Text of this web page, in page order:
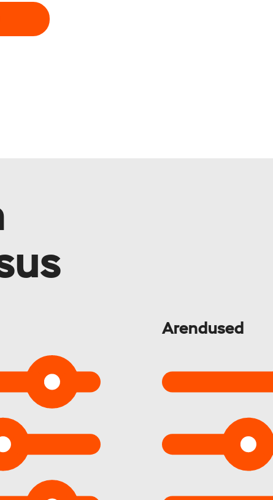
Arendused